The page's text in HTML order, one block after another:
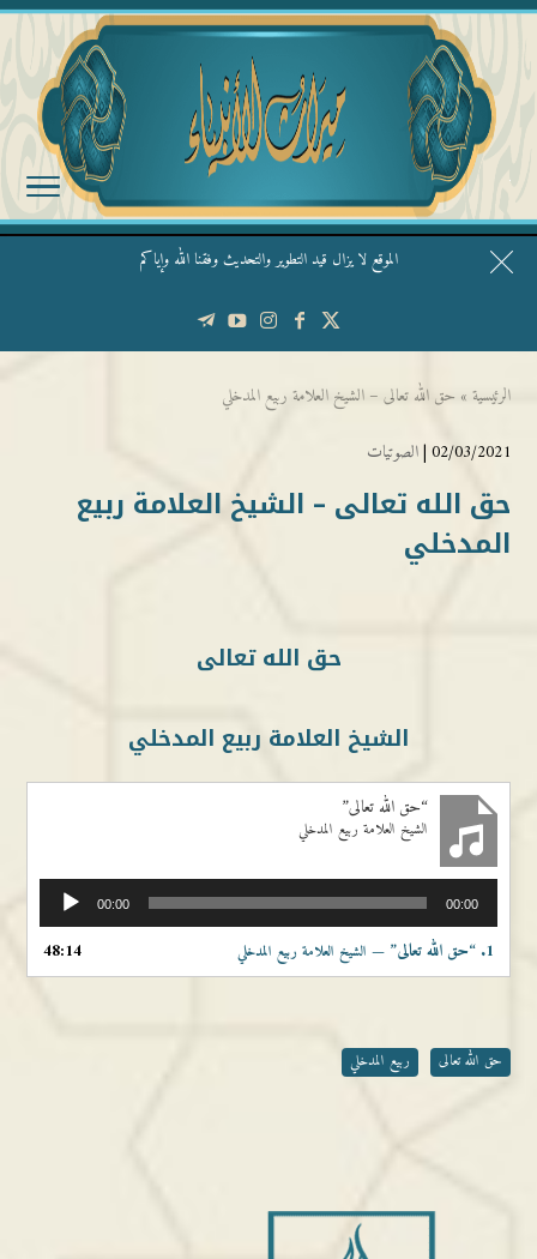
الموقع لا يزال قيد التطوير والتحديث وفقنا الله وإياكم
قال الشيخ ربيع وفقه الله: نحن ليس عندنا تقديس الأشخاص
الرئيسية » حق الله تعالى – الشيخ العلامة ربيع المدخلي
02/03/2021 | الصوتيات
حق الله تعالى – الشيخ العلامة ربيع
المدخلي
حق الله تعالى
الشيخ العلامة ربيع المدخلي
“حق الله تعالى”
الشيخ العلامة ربيع المدخلي
الصوت
00:00 00:00
1. “حق الله تعالى” — الشيخ العلامة ربيع المدخلي 48:14
حق الله تعالى ربيع المدخلي